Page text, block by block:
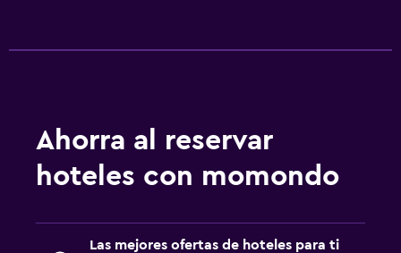
Ahorra al reservar
hoteles con momondo
Las mejores ofertas de hoteles para ti